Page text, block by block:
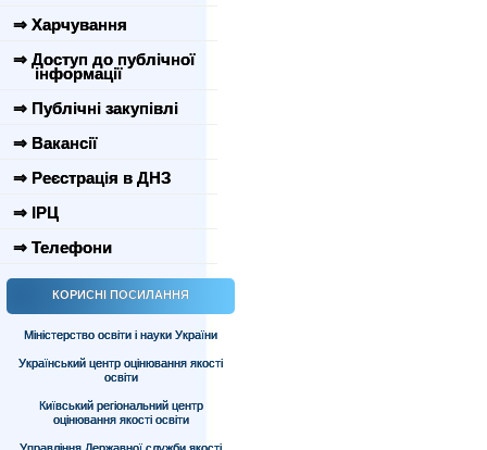
⇒ Харчування
⇒ Доступ до публічної
інформації
⇒ Публічні закупівлі
⇒ Вакансії
⇒ Реєстрація в ДНЗ
⇒ ІРЦ
⇒ Телефони
КОРИСНІ ПОСИЛАННЯ
Міністерство освіти і науки України
Український центр оцінювання якості
освіти
Київський регіональний центр
оцінювання якості освіти